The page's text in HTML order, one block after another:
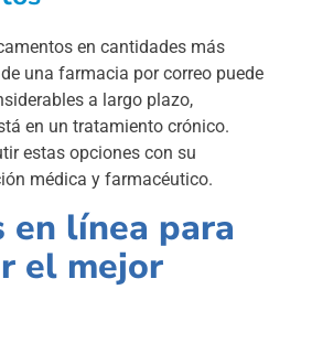
en cantidades más
una farmacia por correo puede
a largo plazo,
en un tratamiento crónico.
estas opciones con su
médica y farmacéutico.
en línea para
el mejor